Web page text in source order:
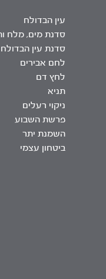
עין הבדולח
סדנת מים, מלח
סדנת עין
לחם אבירים
לחץ דם
תניא
ניקוי רעלים
פרשת השבוע
השמנת יתר
ביטחון עצמי